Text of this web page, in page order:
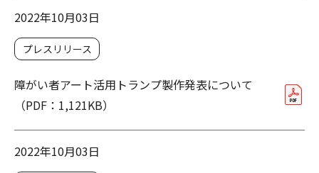
2022年10月03日
プレスリリース
障がい者アート活用トランプ製作発表について
（PDF：1,121KB）
2022年10月03日